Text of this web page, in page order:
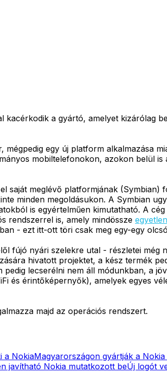
a gyártó, amelyet kizárólag
egy új platform alkalmazása
mobiltelefonokon, azokon belül
saját meglévő platformjának (Symbian)
minden megoldásukon. A Symbian
is egyértelműen kimutatható. A
rendszerrel is, amely mindössze
- ezt itt-ott töri csak meg egy-egy
fújó nyári szelekre utal - részletei még
hivatott projektet, a kész termék
lecserélni nem áll módunkban, a
és érintőképernyők), amelyek egyes
majd az operációs rendszert.
a NokiaMagyarországon gyártják a Nokia
javítható Nokia mutatkozott beÚj logót